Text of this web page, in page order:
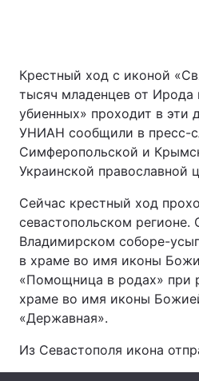
Головна
Крестный ход с иконой
тысяч младенцев от Ирода
убиенных» проходит в эти
УНИАН сообщили в пресс-
Симферопольской и
Украинской православной
Сейчас крестный ход
севастопольском
Владимирском соборе-
в храме во имя иконы
«Помощница в родах» при
храме во имя иконы
«Державная».
Из Севастополя икона